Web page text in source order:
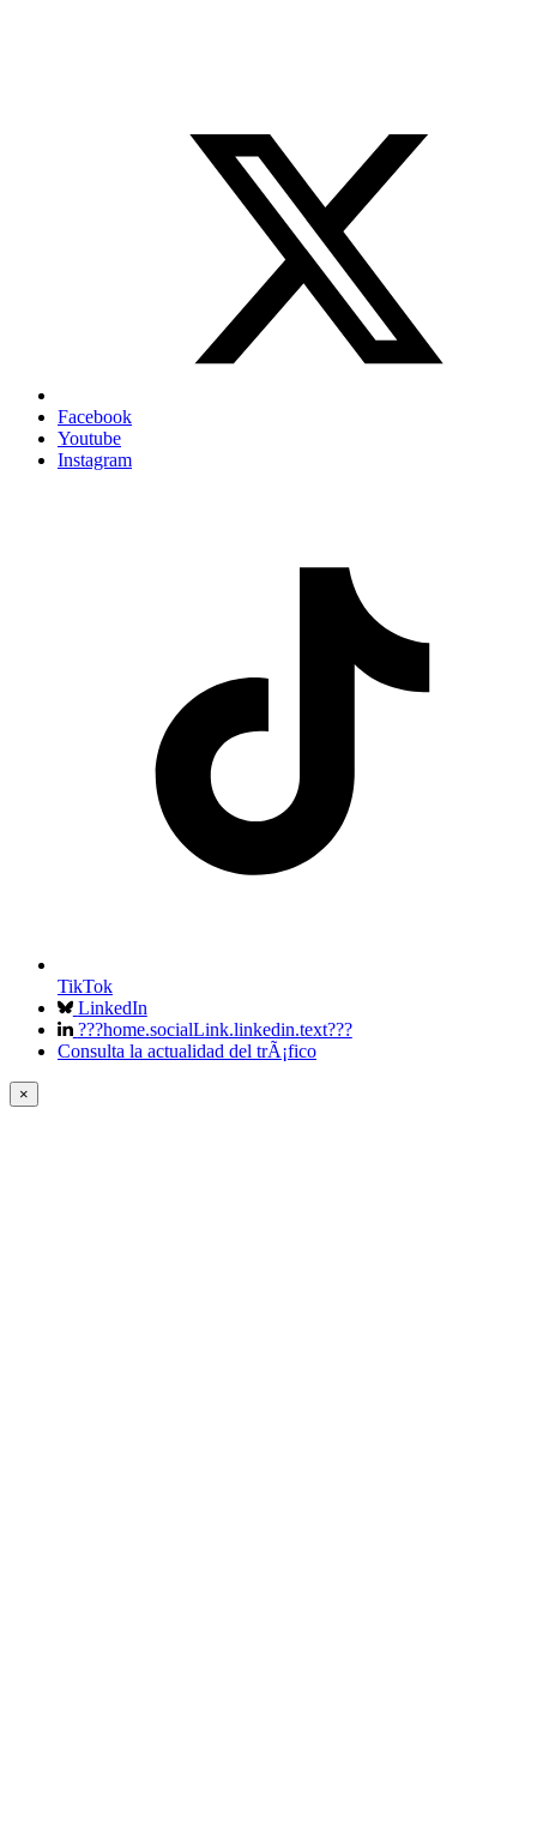
Facebook
Youtube
Instagram
TikTok
LinkedIn
???home.socialLink.linkedin.text???
Consulta la actualidad del trÃ¡fico
×